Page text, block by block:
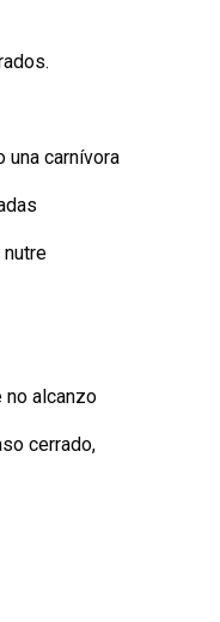
una carnívora
no alcanzo
cerrado,